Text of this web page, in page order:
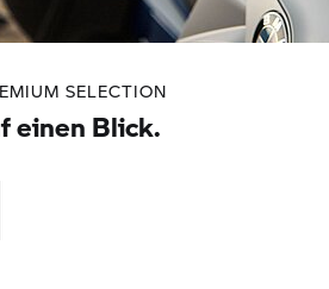
SELECTION
einen Blick.